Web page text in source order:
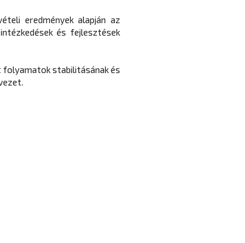
eredmények alapján az
és fejlesztések
folyamatok stabilitásának és